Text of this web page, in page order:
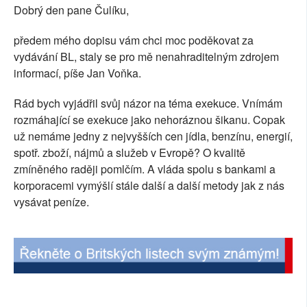
SOCIÁLNÍ SÍTĚ
RUBRIKY
PLNÁ VERZE STRÁNEK
Dobrý den pane Čulíku,
předem mého dopisu vám chci moc poděkovat za
vydávání BL, staly se pro mě nenahraditelným zdrojem
informací, píše Jan Voňka.
Rád bych vyjádřil svůj názor na téma exekuce. Vnímám
rozmáhající se exekuce jako nehoráznou šikanu. Copak
už nemáme jedny z nejvyšších cen jídla, benzínu, energií,
spotř. zboží, nájmů a služeb v Evropě? O kvalitě
zmíněného raději pomlčím. A vláda spolu s bankami a
korporacemi vymýšlí stále další a další metody jak z nás
vysávat peníze.